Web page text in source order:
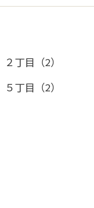
２丁目（2）
５丁目（2）